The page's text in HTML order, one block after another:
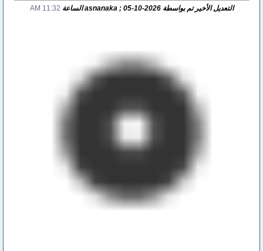
التعديل الأخير تم بواسطة asnanaka ; 05-10-2026 الساعة 11:32 AM